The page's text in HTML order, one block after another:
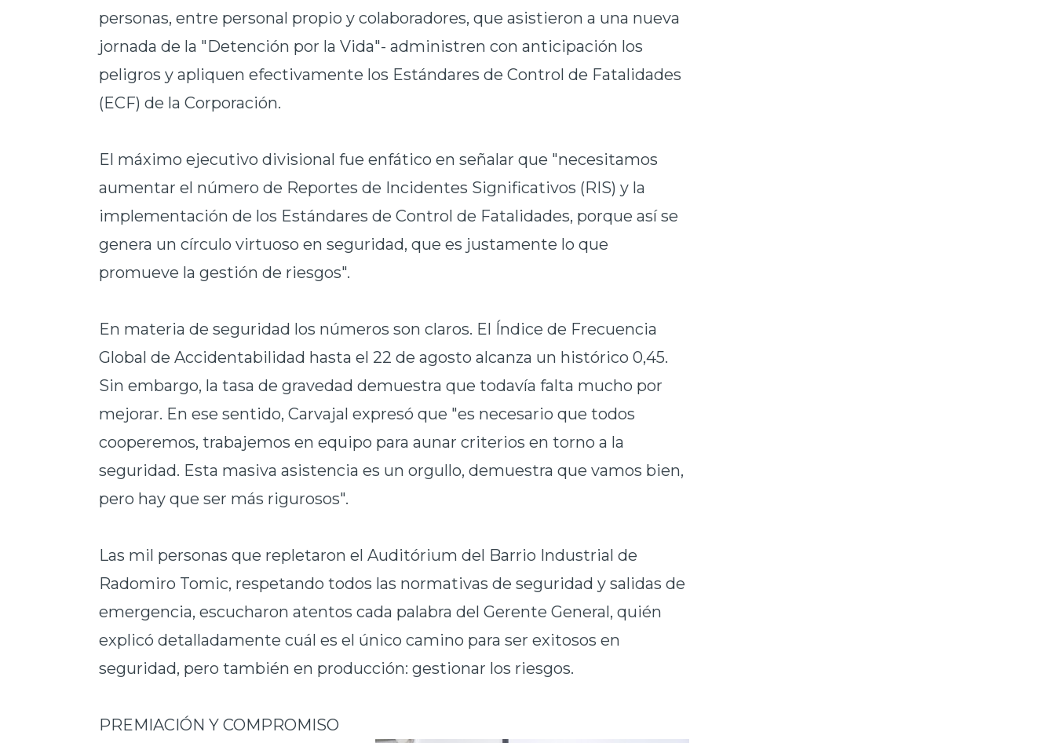
personas, entre personal propio y colaboradores, que asistieron a una nueva
jornada de la "Detención por la Vida"- administren con anticipación los
peligros y apliquen efectivamente los Estándares de Control de Fatalidades
(ECF) de la Corporación.
El máximo ejecutivo divisional fue enfático en señalar que "necesitamos
aumentar el número de Reportes de Incidentes Significativos (RIS) y la
implementación de los Estándares de Control de Fatalidades, porque así se
genera un círculo virtuoso en seguridad, que es justamente lo que
promueve la gestión de riesgos".
En materia de seguridad los números son claros. El Índice de Frecuencia
Global de Accidentabilidad hasta el 22 de agosto alcanza un histórico 0,45.
Sin embargo, la tasa de gravedad demuestra que todavía falta mucho por
mejorar. En ese sentido, Carvajal expresó que "es necesario que todos
cooperemos, trabajemos en equipo para aunar criterios en torno a la
seguridad. Esta masiva asistencia es un orgullo, demuestra que vamos bien,
pero hay que ser más rigurosos".
Las mil personas que repletaron el Auditórium del Barrio Industrial de
Radomiro Tomic, respetando todos las normativas de seguridad y salidas de
emergencia, escucharon atentos cada palabra del Gerente General, quién
explicó detalladamente cuál es el único camino para ser exitosos en
seguridad, pero también en producción: gestionar los riesgos.
PREMIACIÓN Y COMPROMISO